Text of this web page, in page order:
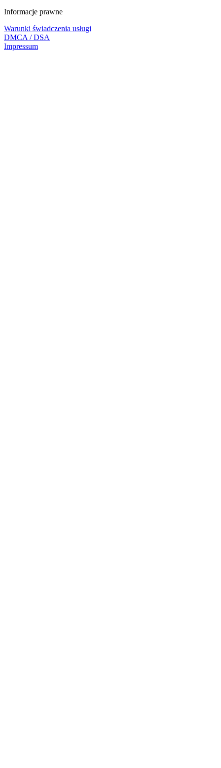
Informacje prawne
Warunki świadczenia usługi
DMCA / DSA
Impressum